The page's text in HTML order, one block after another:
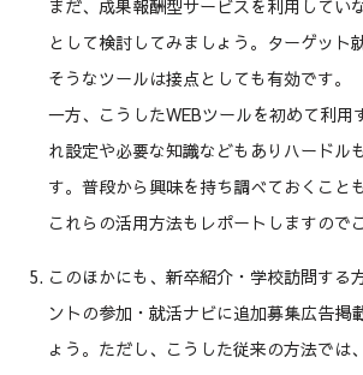
まだ、成果報酬型サービスを利用してい
として検討してみましょう。ターゲット
そうなツールは接点としても有効です。
一方、こうしたWEBツールを初めて利用
れ設定や必要な知識などもありハードル
す。普段から興味を持ち調べておくこと
これらの活用方法もレポートしますので
このほかにも、新卒紹介・学校訪問する
ントの参加・就活ナビに追加募集広告掲
ょう。ただし、こうした従来の方法では